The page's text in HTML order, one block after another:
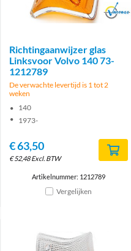
Brand
Richtingaanwijzer glas
Linksvoor Volvo 140 73-
1212789
De verwachte levertijd is 1 tot 2
weken
140
1973-
€63,50
€52,48 Excl. BTW
Artikelnummer: 1212789
Vergelijken